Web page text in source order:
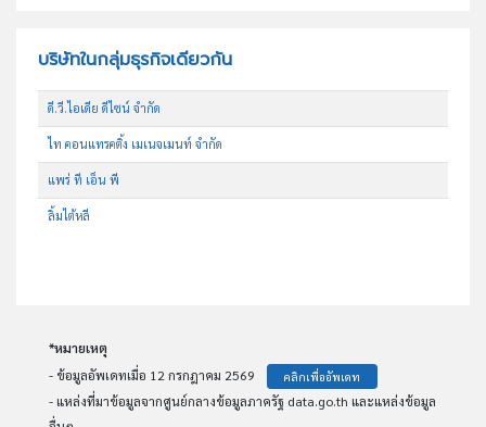
บริษัทในกลุ่มธุรกิจเดียวกัน
ดี.วี.ไอเดีย ดีไซน์ จำกัด
ไท คอนแทรคติ้ง เมเนจเมนท์ จำกัด
แพร่ ที เอ็น พี
ลิ้มไต้หลี
*หมายเหตุ
- ข้อมูลอัพเดทเมื่อ 12 กรกฎาคม 2569
คลิกเพื่ออัพเดท
- แหล่งที่มาข้อมูลจากศูนย์กลางข้อมูลภาครัฐ data.go.th และแหล่งข้อมูล